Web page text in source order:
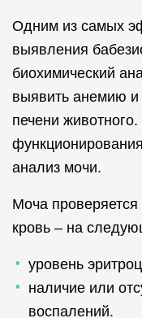
Одним из самых
выявления
биохимический
выявить анемию и
печени
анализ мочи.
Моча
кровь – на
уровень
наличие или
воспалений.